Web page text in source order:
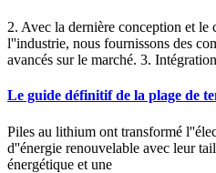
2. Avec la dernière conception et le
l''industrie, nous fournissons des
avancés sur le marché. 3.
Le guide définitif de la plage de
Piles au lithium ont transformé
d''énergie renouvelable avec leur
énergétique et une